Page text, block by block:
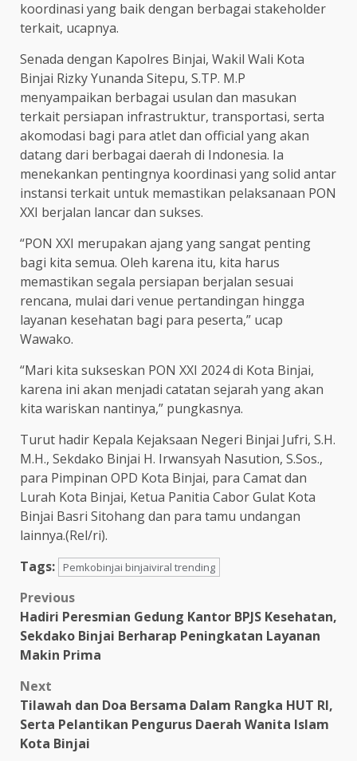
koordinasi yang baik dengan berbagai stakeholder
terkait, ucapnya.
Senada dengan Kapolres Binjai, Wakil Wali Kota
Binjai Rizky Yunanda Sitepu, S.TP. M.P
menyampaikan berbagai usulan dan masukan
terkait persiapan infrastruktur, transportasi, serta
akomodasi bagi para atlet dan official yang akan
datang dari berbagai daerah di Indonesia. Ia
menekankan pentingnya koordinasi yang solid antar
instansi terkait untuk memastikan pelaksanaan PON
XXI berjalan lancar dan sukses.
“PON XXI merupakan ajang yang sangat penting
bagi kita semua. Oleh karena itu, kita harus
memastikan segala persiapan berjalan sesuai
rencana, mulai dari venue pertandingan hingga
layanan kesehatan bagi para peserta,” ucap
Wawako.
“Mari kita sukseskan PON XXI 2024 di Kota Binjai,
karena ini akan menjadi catatan sejarah yang akan
kita wariskan nantinya,” pungkasnya.
Turut hadir Kepala Kejaksaan Negeri Binjai Jufri, S.H.
M.H., Sekdako Binjai H. Irwansyah Nasution, S.Sos.,
para Pimpinan OPD Kota Binjai, para Camat dan
Lurah Kota Binjai, Ketua Panitia Cabor Gulat Kota
Binjai Basri Sitohang dan para tamu undangan
lainnya.(Rel/ri).
Tags:
Pemkobinjai binjaiviral trending
Post
navigation
Previous
Hadiri Peresmian Gedung Kantor BPJS Kesehatan,
Sekdako Binjai Berharap Peningkatan Layanan
Makin Prima
Next
Tilawah dan Doa Bersama Dalam Rangka HUT RI,
Serta Pelantikan Pengurus Daerah Wanita Islam
Kota Binjai